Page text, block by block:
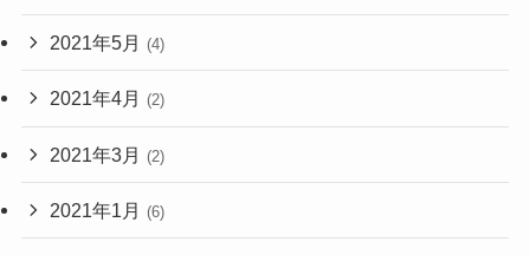
2021年5月 (4)
2021年4月 (2)
2021年3月 (2)
2021年1月 (6)